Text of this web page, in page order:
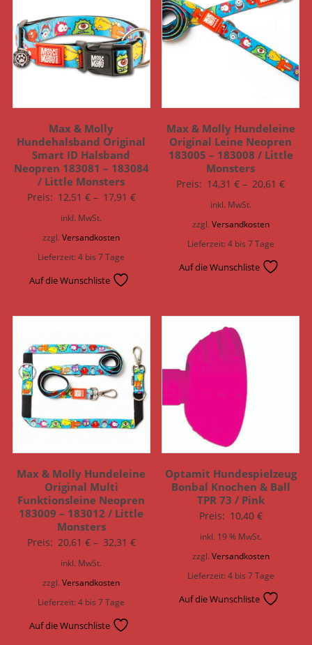
Max & Molly
Hundehalsband Original
Smart ID Halsband
Neopren 183081 – 183084
/ Little Monsters
Preis: 12,51 €– 17,91 €
inkl. MwSt.
zzgl.Versandkosten
Lieferzeit:4 bis 7 Tage
Auf die Wunschliste
Max & Molly Hundeleine
Original Leine Neopren
183005 – 183008 / Little
Monsters
Preis: 14,31€ – 20,61€
inkl. MwSt.
zzgl. Versandkosten
Lieferzeit:4 bis 7 Tage
Auf die Wunschliste
Max & Molly Hundeleine
Original Multi
Funktionsleine Neopren
183009 – 183012 / Little
Monsters
Preis: 20,61 €– 32,31 €
inkl. MwSt.
zzgl.Versandkosten
Lieferzeit:4 bis 7 Tage
Auf die Wunschliste
Optamit Hundespielzeug
Bonbal Knochen & Ball
TPR 73 / Pink
Preis: 10,40 €
inkl. 19 % MwSt.
zzgl.Versandkosten
Lieferzeit:4 bis 7 Tage
Auf die Wunschliste